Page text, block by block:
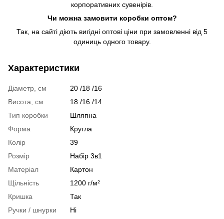
корпоративних сувенірів.
Чи можна замовити коробки оптом?
Так, на сайті діють вигідні оптові ціни при замовленні від 5
одиниць одного товару.
Характеристики
Діаметр, см
20 /18 /16
Висота, см
18 /16 /14
Тип коробки
Шляпна
Форма
Кругла
Колір
39
Розмір
Набір 3в1
Матеріал
Картон
Щільність
1200 г/м²
Кришка
Так
Ручки / шнурки
Ні